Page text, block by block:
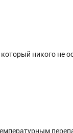
никого не